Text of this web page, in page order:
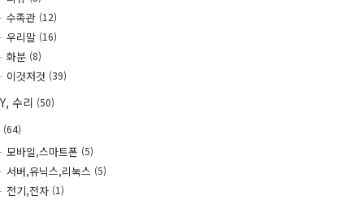
수족관 (12)
우리말 (16)
화분 (8)
이것저것 (39)
수리 (50)
(64)
모바일,스마트폰 (5)
서버,유닉스,리눅스 (5)
전기,전자 (1)